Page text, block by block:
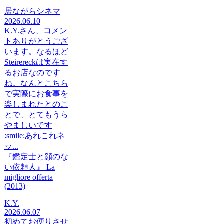
居ながらシネマ
2026.06.10
K.Y.さん、コメン
トありがとうござ
います。なるほど
Steirereckは実在す
るお店なのです
ね。なんとこちら
で実際にお食事を
楽しまれたとのこ
とで、とてもうら
やましいです
:smile:あれこれネ
ッ...
『鑑定士と顔のな
い依頼人』 La
migliore offerta
(2013)
K.Y.
2026.06.07
初めてお便りさせ